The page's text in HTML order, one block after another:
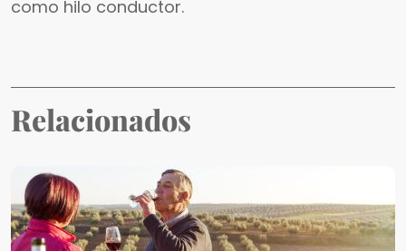
como hilo conductor.
Relacionados